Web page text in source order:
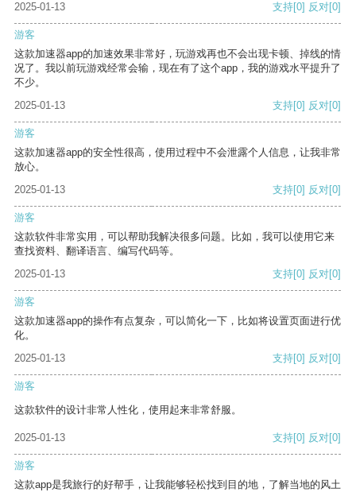
2025-01-13 支持[0] 反对[0]
游客
这款加速器app的加速效果非常好，玩游戏再也不会出现卡顿、掉线的情
况了。我以前玩游戏经常会输，现在有了这个app，我的游戏水平提升了
不少。
2025-01-13
支持[0] 反对[0]
游客
这款加速器app的安全性很高，使用过程中不会泄露个人信息，让我非常
放心。
2025-01-13
支持[0] 反对[0]
游客
这款软件非常实用，可以帮助我解决很多问题。比如，我可以使用它来
查找资料、翻译语言、编写代码等。
2025-01-13
支持[0] 反对[0]
游客
这款加速器app的操作有点复杂，可以简化一下，比如将设置页面进行优
化。
2025-01-13
支持[0] 反对[0]
游客
这款软件的设计非常人性化，使用起来非常舒服。
2025-01-13 支持[0] 反对[0]
游客
这款app是我旅行的好帮手，让我能够轻松找到目的地，了解当地的风土